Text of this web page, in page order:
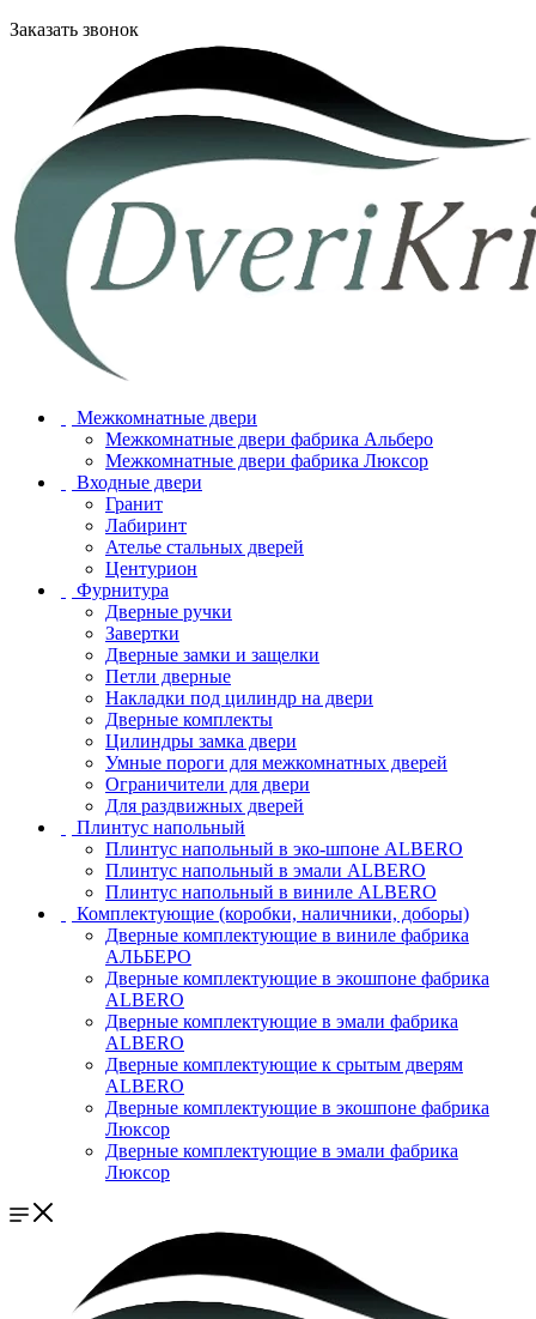
Заказать звонок
Межкомнатные двери
Межкомнатные двери фабрика Альберо
Межкомнатные двери фабрика Люксор
Входные двери
Гранит
Лабиринт
Ателье стальных дверей
Центурион
Фурнитура
Дверные ручки
Завертки
Дверные замки и защелки
Петли дверные
Накладки под цилиндр на двери
Дверные комплекты
Цилиндры замка двери
Умные пороги для межкомнатных дверей
Ограничители для двери
Для раздвижных дверей
Плинтус напольный
Плинтус напольный в эко-шпоне ALBERO
Плинтус напольный в эмали ALBERO
Плинтус напольный в виниле ALBERO
Комплектующие (коробки, наличники, доборы)
Дверные комплектующие в виниле фабрика
АЛЬБЕРО
Дверные комплектующие в экошпоне фабрика
ALBERO
Дверные комплектующие в эмали фабрика
ALBERO
Дверные комплектующие к срытым дверям
ALBERO
Дверные комплектующие в экошпоне фабрика
Люксор
Дверные комплектующие в эмали фабрика
Люксор